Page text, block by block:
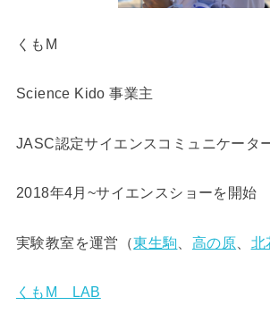
くもM
Science Kido 事業主
JASC認定サイエンスコミュニケータ
2018年4月~サイエンスショーを開始
実験教室を運営（東生駒 高の原 北
くもM LAB